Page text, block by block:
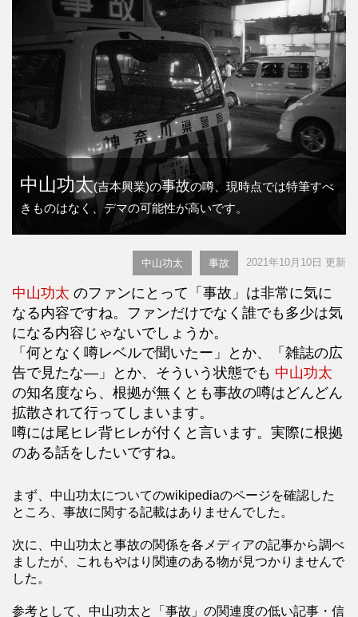
中山功太(吉本興業)の事故の噂、現時点では特筆すべ
きものはなく、デマの可能性が高いです。
中山功太 事故 2021年10月10日 更新
中山功太 のファンにとって「事故」は非常に気に
なる内容ですね。ファンだけでなく誰でも多少は気
になる内容じゃないでしょうか。
「何となく噂レベルで聞いたー」とか、「雑誌の広
告で見たな―」とか、そういう状態でも 中山功太
の知名度なら、根拠が無くとも事故の噂はどんどん
拡散されて行ってしまいます。
噂には尾ヒレ背ヒレが付くと言います。実際に根拠
のある話をしたいですね。
まず、中山功太についてのwikipediaのページを確認した
ところ、事故に関する記載はありませんでした。
次に、中山功太と事故の関係を各メディアの記事から調べ
ましたが、これもやはり関連のある物が見つかりませんで
した。
参考として、中山功太と「事故」の関連度の低い記事・信